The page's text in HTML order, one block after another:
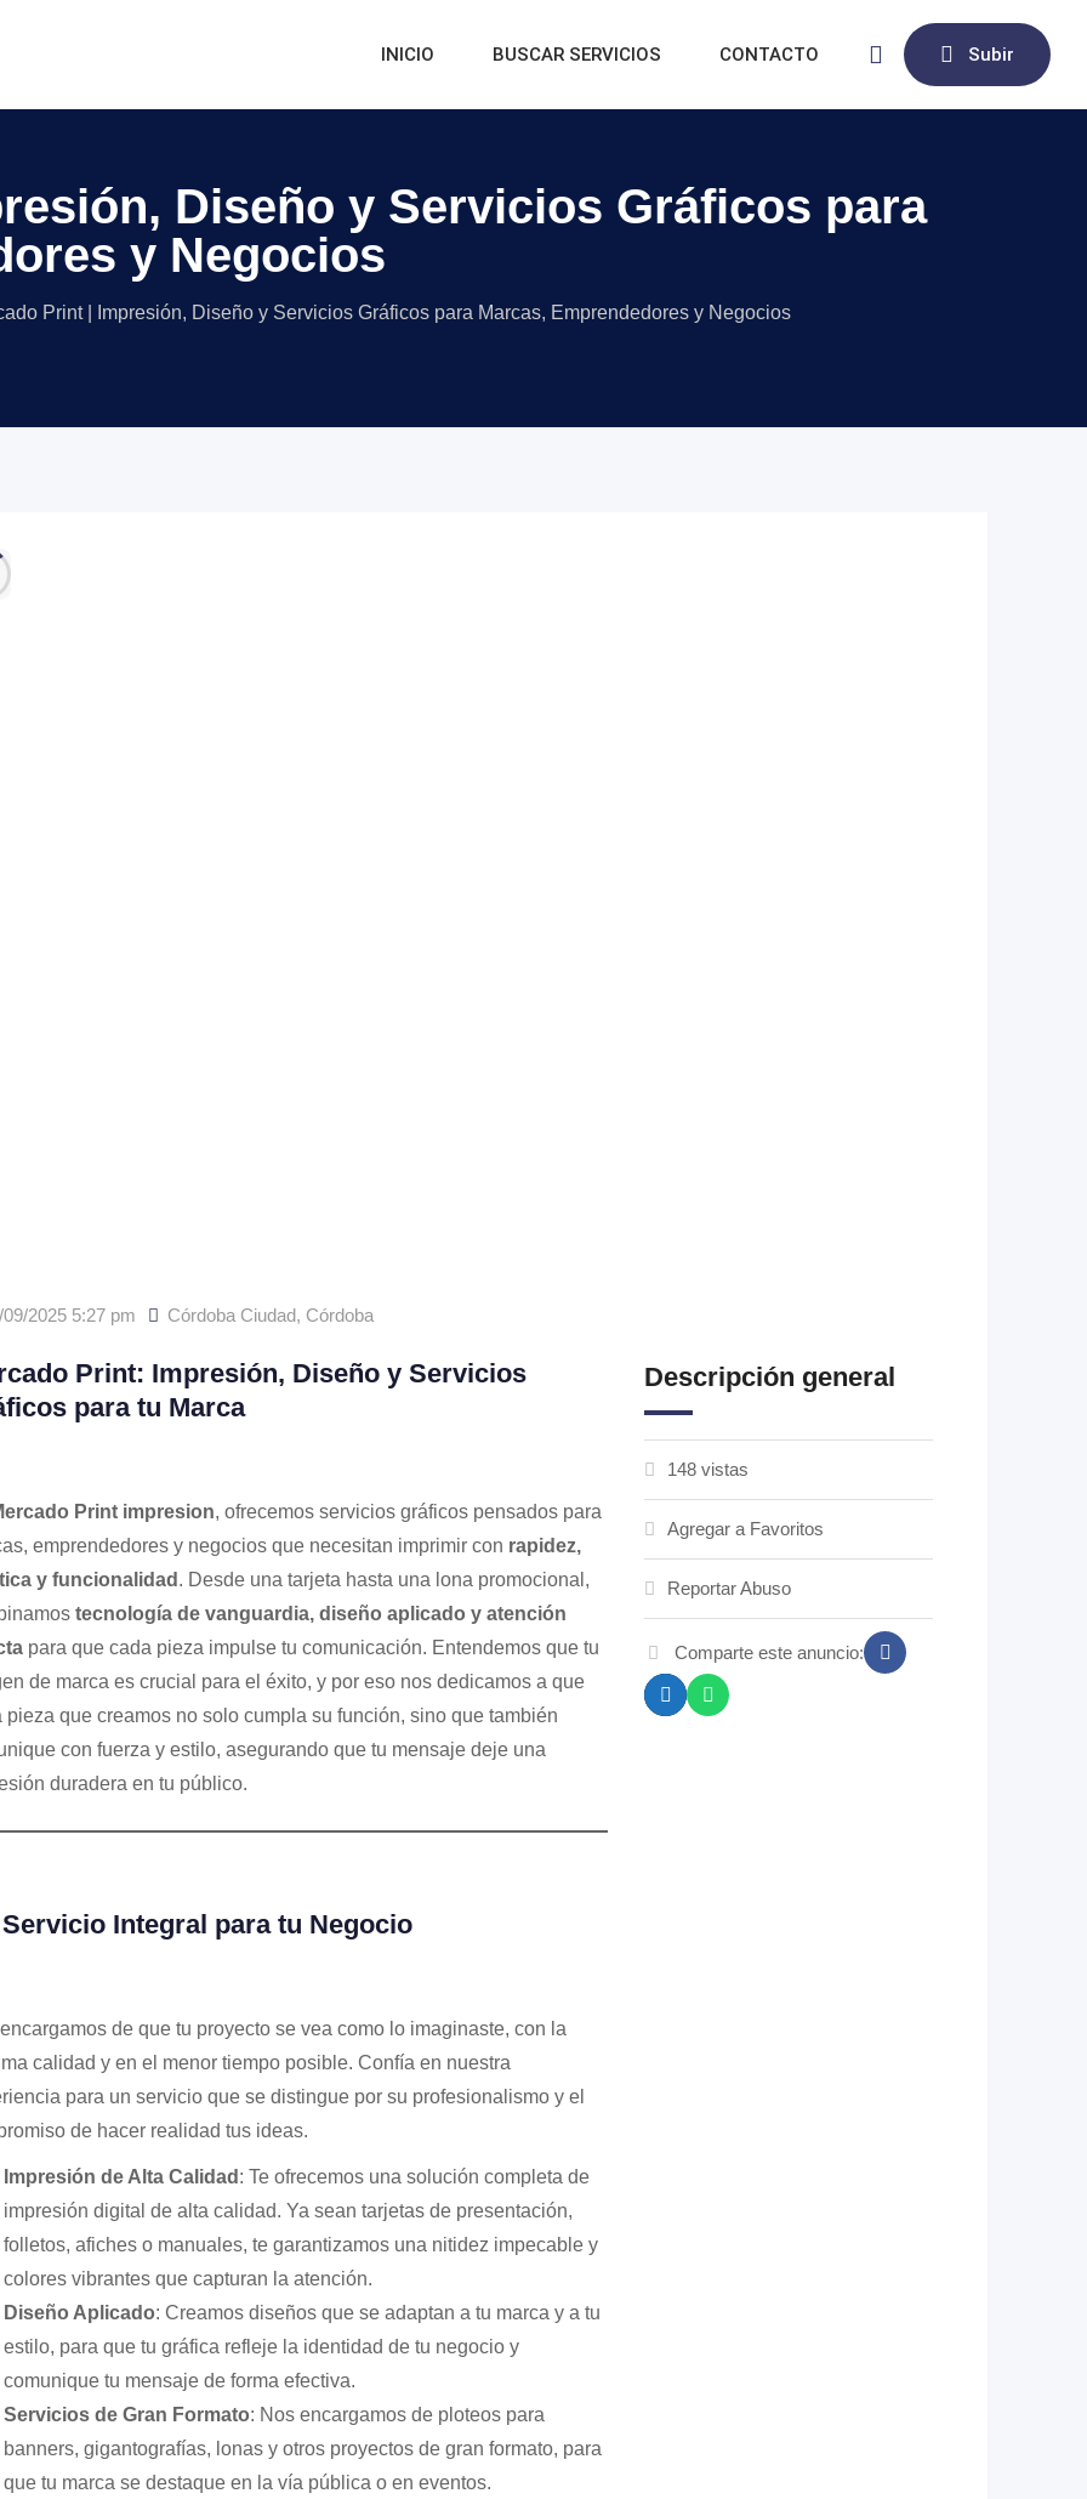
Subir
INICIO BUSCAR SERVICIOS CONTACTO
Diseño y Servicios Gráficos para
y Negocios
Print | Impresión, Diseño y Servicios Gráficos para Marcas, Emprendedores y Negocios
2025 5:27 pm Córdoba Ciudad, Córdoba
Print: Impresión, Diseño y Servicios
para tu Marca
Print impresion, ofrecemos servicios gráficos pensados para
emprendedores y negocios que necesitan imprimir con rapidez,
y funcionalidad . Desde una tarjeta hasta una lona promocional,
tecnología de vanguardia, diseño aplicado y atención
para que cada pieza impulse tu comunicación. Entendemos que tu
de marca es crucial para el éxito, y por eso nos dedicamos a que
pieza que creamos no solo cumpla su función, sino que también
con fuerza y estilo, asegurando que tu mensaje deje una
duradera en tu público.
Integral para tu Negocio
de que tu proyecto se vea como lo imaginaste, con la
calidad y en el menor tiempo posible. Confía en nuestra
para un servicio que se distingue por su profesionalismo y el
de hacer realidad tus ideas.
Impresión de Alta Calidad : Te ofrecemos una solución completa de
impresión digital de alta calidad. Ya sean tarjetas de presentación,
folletos, afiches o manuales, te garantizamos una nitidez impecable y
colores vibrantes que capturan la atención.
Diseño Aplicado: Creamos diseños que se adaptan a tu marca y a tu
estilo, para que tu gráfica refleje la identidad de tu negocio y
comunique tu mensaje de forma efectiva.
Servicios de Gran Formato: Nos encargamos de ploteos para
banners, gigantografías, lonas y otros proyectos de gran formato, para
que tu marca se destaque en la vía pública o en eventos.
Descripción general
148 vistas
Agregar a Favoritos
Reportar Abuso
Comparte este anuncio: